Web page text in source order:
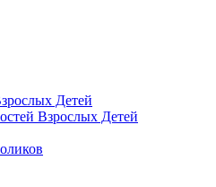
Детей
Взрослых Детей